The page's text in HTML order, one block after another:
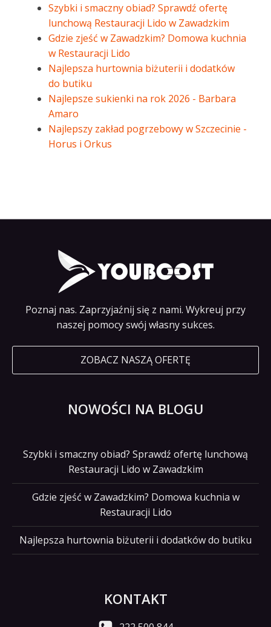
Szybki i smaczny obiad? Sprawdź ofertę
lunchową Restauracji Lido w Zawadzkim
Gdzie zjeść w Zawadzkim? Domowa kuchnia
w Restauracji Lido
Najlepsza hurtownia biżuterii i dodatków
do butiku
Najlepsze sukienki na rok 2026 - Barbara
Amaro
Najlepszy zakład pogrzebowy w Szczecinie -
Horus i Orkus
Poznaj nas. Zaprzyjaźnij się z nami. Wykreuj przy
naszej pomocy swój własny sukces.
ZOBACZ NASZĄ OFERTĘ
NOWOŚCI NA BLOGU
Szybki i smaczny obiad? Sprawdź ofertę lunchową
Restauracji Lido w Zawadzkim
Gdzie zjeść w Zawadzkim? Domowa kuchnia w
Restauracji Lido
Najlepsza hurtownia biżuterii i dodatków do butiku
KONTAKT